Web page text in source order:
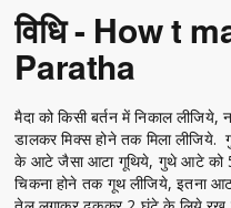
विधि - How t
Paratha
मैदा को किसी बर्तन में निकाल
डालकर मिक्स होने तक मिला लीजिये.
के आटे जैसा आटा गूथिये, गुथे आटे को
चिकना होने तक गूथ लीजिये, इतना